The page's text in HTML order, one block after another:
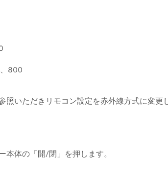
800
いただきリモコン設定を赤外線方式に変更
本体の「開/閉」を押します。